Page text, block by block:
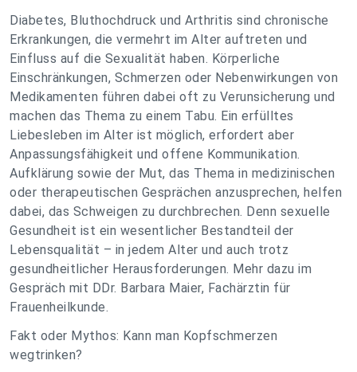
Diabetes, Bluthochdruck und Arthritis sind chronische
Erkrankungen, die vermehrt im Alter auftreten und
Einfluss auf die Sexualität haben. Körperliche
Einschränkungen, Schmerzen oder Nebenwirkungen von
Medikamenten führen dabei oft zu Verunsicherung und
machen das Thema zu einem Tabu. Ein erfülltes
Liebesleben im Alter ist möglich, erfordert aber
Anpassungsfähigkeit und offene Kommunikation.
Aufklärung sowie der Mut, das Thema in medizinischen
oder therapeutischen Gesprächen anzusprechen, helfen
dabei, das Schweigen zu durchbrechen. Denn sexuelle
Gesundheit ist ein wesentlicher Bestandteil der
Lebensqualität – in jedem Alter und auch trotz
gesundheitlicher Herausforderungen. Mehr dazu im
Gespräch mit DDr. Barbara Maier, Fachärztin für
Frauenheilkunde.
Fakt oder Mythos: Kann man Kopfschmerzen
wegtrinken?